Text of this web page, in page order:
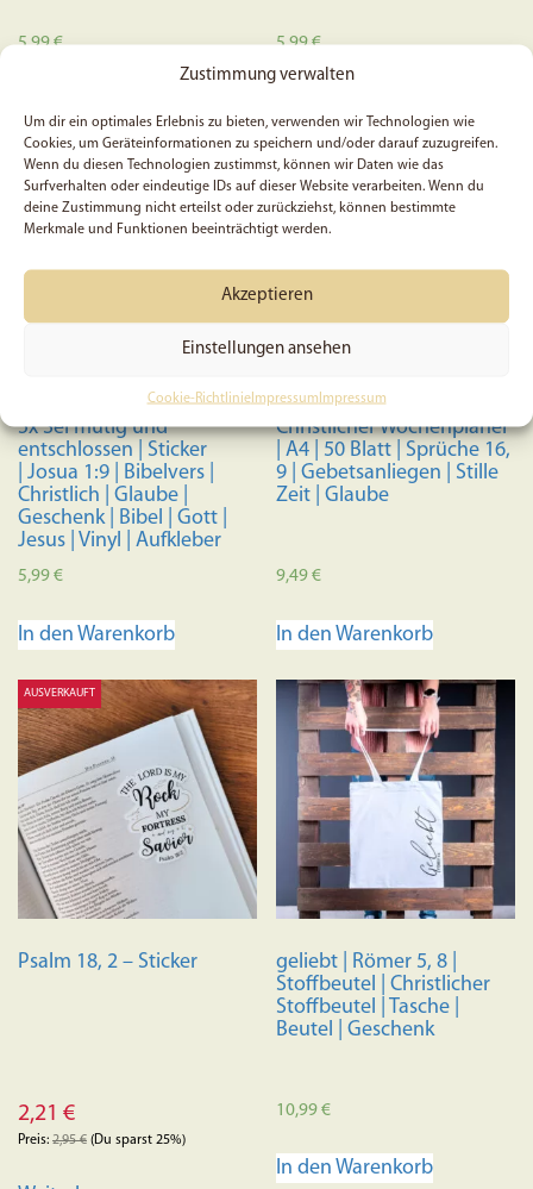
Zustimmung verwalten
Um dir ein optimales Erlebnis zu bieten, verwenden wir Technologien wie
Cookies, um Geräteinformationen zu speichern und/oder darauf zuzugreifen.
Wenn du diesen Technologien zustimmst, können wir Daten wie das
Surfverhalten oder eindeutige IDs auf dieser Website verarbeiten. Wenn du
deine Zustimmung nicht erteilst oder zurückziehst, können bestimmte
Merkmale und Funktionen beeinträchtigt werden.
Akzeptieren
Einstellungen ansehen
Cookie-RichtlinieImpressum Impressum
5,99€ 5,99€
5x Sei mutig und
entschlossen | Sticker
| Josua 1:9 | Bibelvers |
Christlich | Glaube |
Geschenk | Bibel | Gott |
Jesus | Vinyl | Aufkleber
5,99€
In den Warenkorb
Christlicher Wochenplaner
| A4 | 50 Blatt | Sprüche 16,
9 | Gebetsanliegen | Stille
Zeit | Glaube
9,49€
In den Warenkorb
AUSVERKAUFT
Psalm 18, 2 – Sticker
2,21 €
Preis: 2,95€ (Du sparst 25%)
geliebt | Römer 5, 8 |
Stoffbeutel | Christlicher
Stoffbeutel | Tasche |
Beutel | Geschenk
10,99€
In den Warenkorb